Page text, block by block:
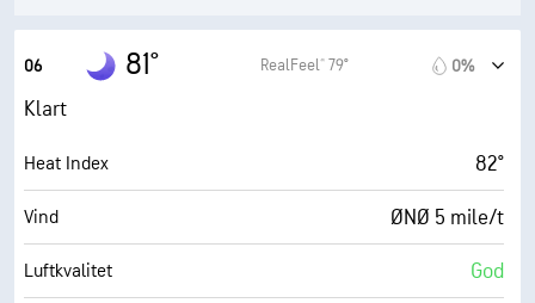
06 81° RealFeel® 79° 0%
Klart
Heat Index 82°
Vind ØNØ 5 mile/t
Luftkvalitet God